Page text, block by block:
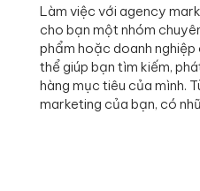
Làm việc với agency
cho bạn một nhóm
phẩm hoặc doanh
thể giúp bạn tìm kiếm,
hàng mục tiêu của mình.
marketing của bạn, có